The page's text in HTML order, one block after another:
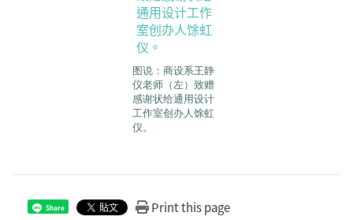
图说：商设系王静
仪老师（左）致赠
感谢状给通用设计
工作室创办人馀虹
仪。
Share Print this page